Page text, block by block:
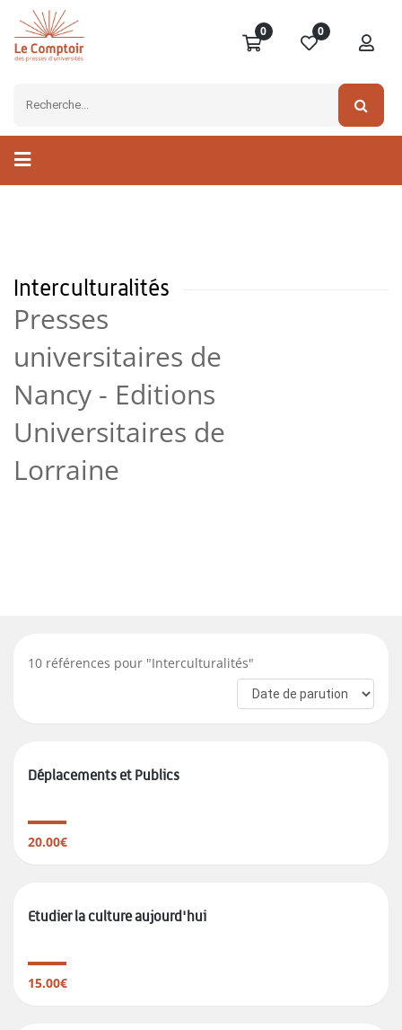
0 0
Interculturalités
Presses
universitaires de
Nancy - Editions
Universitaires de
Lorraine
10 références pour "Interculturalités"
Déplacements et Publics
20.00€
Etudier la culture aujourd'hui
15.00€